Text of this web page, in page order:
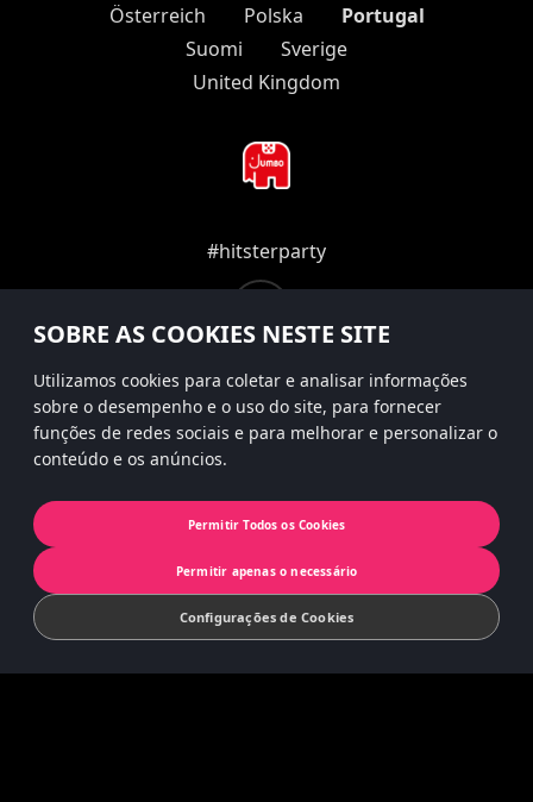
SOBRE AS COOKIES NESTE SITE
Utilizamos cookies para coletar e analisar informações
sobre o desempenho e o uso do site, para fornecer
funções de redes sociais e para melhorar e personalizar o
conteúdo e os anúncios.
Permitir Todos os Cookies
Permitir apenas o necessário
Configurações de Cookies
Österreich
Polska
Portugal
Suomi
Sverige
United Kingdom
#hitsterparty
instagram
Política de privacidade
concept by Slættaratindur AB & Friends